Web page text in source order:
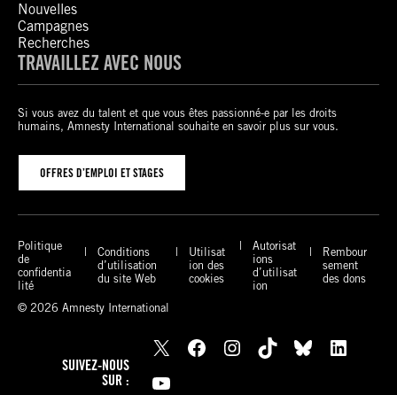
Nouvelles
Campagnes
Recherches
TRAVAILLEZ AVEC NOUS
Si vous avez du talent et que vous êtes passionné-e par les droits
humains, Amnesty International souhaite en savoir plus sur vous.
OFFRES D’EMPLOI ET STAGES
Politique
de
confidentia
lité
Conditions
d’utilisation
du site Web
Utilisat
ion des
cookies
Autorisat
ions
d’utilisat
ion
Rembour
sement
des dons
© 2026 Amnesty International
SUIVEZ-NOUS
SUR :
X Facebook Instagram TikTok Bluesky
LinkedIn
YouTube